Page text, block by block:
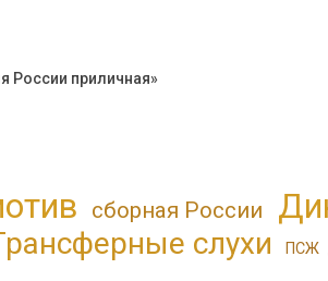
России приличная»
сборная России
слухи ПСЖ